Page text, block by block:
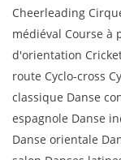
Cheerleading
médiéval Course à
d'orientation
route Cyclo-cross
classique Danse
espagnole Danse
Danse orientale